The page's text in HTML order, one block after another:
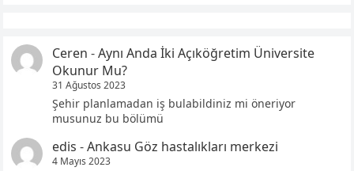
Ceren -Aynı Anda İki Açıköğretim Üniversite
Okunur Mu?
31 Ağustos 2023
Şehir planlamadan iş bulabildiniz mi öneriyor
musunuz bu bölümü
edis -Ankasu Göz hastalıkları merkezi
4 Mayıs 2023